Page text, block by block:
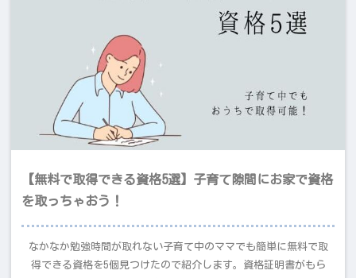
【無料で取得できる資格5選】子育て隙間にお家で資格
を取っちゃおう！
なかなか勉強時間が取れない子育て中のママでも簡単に無料で取
得できる資格を5個見つけたので紹介します。資格証明書がもら